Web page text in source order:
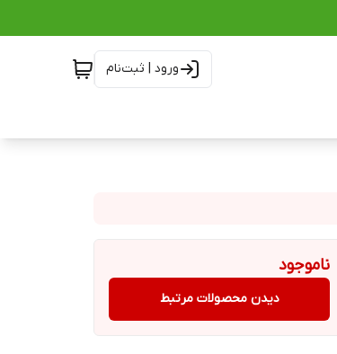
ورود | ثبت‌نام
ناموجود
دیدن محصولات مرتبط